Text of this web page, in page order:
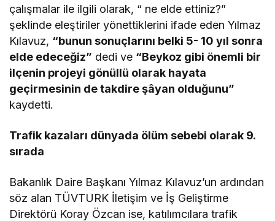
çalışmalar ile ilgili olarak, “ ne elde ettiniz?”
şeklinde eleştiriler yönettiklerini ifade eden Yılmaz
Kılavuz, “bunun sonuçlarını belki 5- 10 yıl sonra
elde edeceğiz” dedi ve “Beykoz gibi önemli bir
ilçenin projeyi gönüllü olarak hayata
geçirmesinin de takdire şâyan olduğunu”
kaydetti.
Trafik kazaları dünyada ölüm sebebi olarak 9.
sırada
Bakanlık Daire Başkanı Yılmaz Kılavuz’un ardından
söz alan TÜVTURK İletişim ve İş Geliştirme
Direktörü Koray Özcan ise, katılımcılara trafik